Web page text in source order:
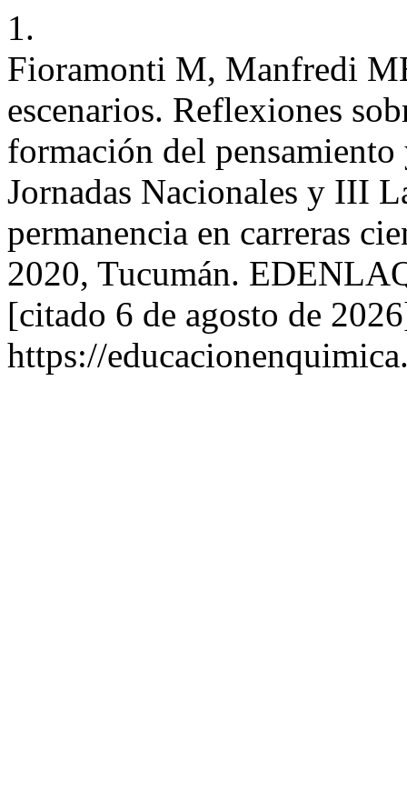
1.
Fioramonti M, Manfredi
escenarios. Reflexiones
formación del
Jornadas Nacionales y III
permanencia en carreras
2020, Tucumán.
[citado 6 de agosto de
https://